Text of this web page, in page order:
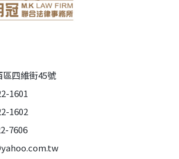
四維街45號
1601
1602
7606